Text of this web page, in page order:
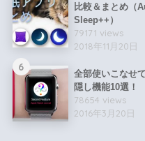
比較＆まとめ（
Sleep++）
79171 views
2018年11月20日
6
全部使いこなせ
隠し機能10選！
78654 views
2016年3月20日